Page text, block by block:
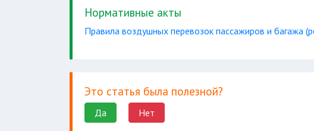
Нормативные акты
Правила воздушных перевозок пассажиров и багажа
Это статья была полезной?
Да Нет